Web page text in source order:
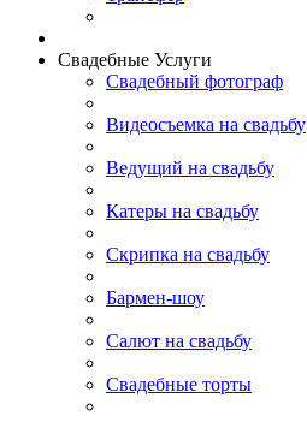
Свадебные Услуги
Свадебный фотограф
Видеосъемка на свадьбу
Ведущий на свадьбу
Катеры на свадьбу
Скрипка на свадьбу
Бармен-шоу
Салют на свадьбу
Свадебные торты